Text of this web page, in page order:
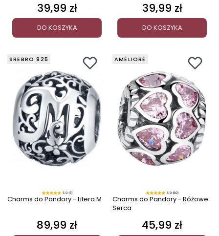
Cena
39,99 zł
DO KOSZYKA
Cena
39,99 zł
DO KOSZYKA
SREBRO 925
5.0 (3)
Charms do Pandory - Litera M
Cena
89,99 zł
AMÉLIORÉ
5.0 (60)
Charms do Pandory - Różowe
Serca
Cena
45,99 zł